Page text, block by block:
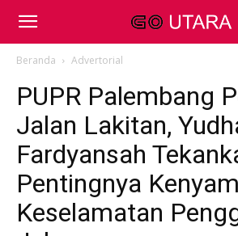
Beranda Advertorial
PUPR Palembang
Jalan Lakitan,
Fardyansah
Pentingnya
Keselamatan